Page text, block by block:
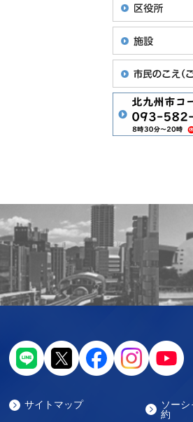
サイトマップ
ソー
約